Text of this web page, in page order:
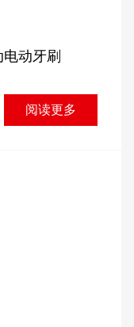
动牙刷
阅读更多